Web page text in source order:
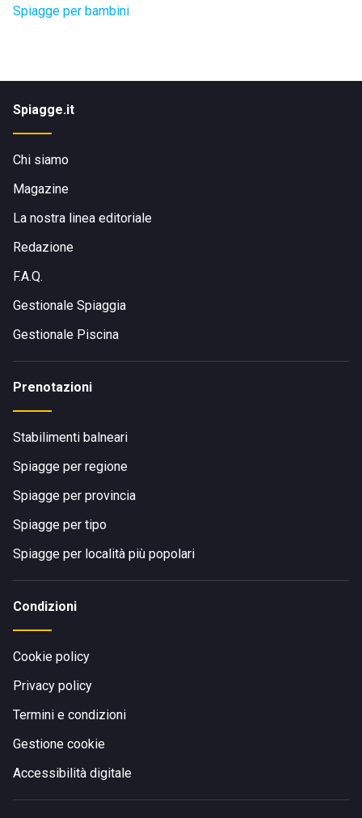
Spiagge per bambini
Spiagge.it
Chi siamo
Magazine
La nostra linea editoriale
Redazione
F.A.Q.
Gestionale Spiaggia
Gestionale Piscina
Prenotazioni
Stabilimenti balneari
Spiagge per regione
Spiagge per provincia
Spiagge per tipo
Spiagge per località più popolari
Condizioni
Cookie policy
Privacy policy
Termini e condizioni
Gestione cookie
Accessibilità digitale